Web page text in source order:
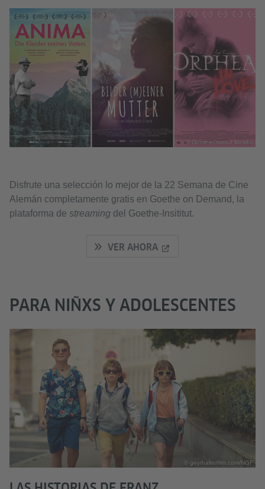
© Goethe-Institut Mexiko
Disfrute una selección lo mejor de la 22 Semana de Cine
Alemán completamente gratis en Goethe on Demand, la
plataforma de streaming del Goethe-Insititut.
VER AHORA
PARA NIÑXS Y ADOLESCENTES
© geyrhalterfilm.com/NGF